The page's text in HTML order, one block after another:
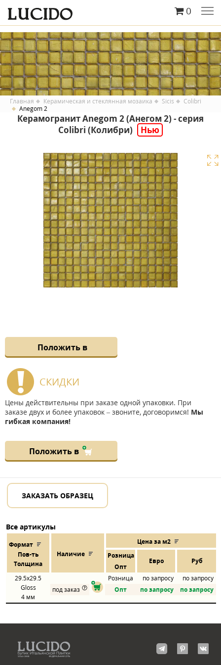
0
Главная Керамическая и стеклянная мозаика Sicis
Colibri
Anegom 2
Керамогранит Anegom 2 (Анегом 2) - серия
Colibri (Колибри)
Нью
Положить в
СКИДКИ
Цены действительны при заказе одной упаковки. При
заказе двух и более упаковок – звоните, договоримся! Мы
гибкая компания!
Положить в
ЗАКАЗАТЬ ОБРАЗЕЦ
Все артикулы
Формат
Пов-ть
Толщина
Наличие
Цена за м2
Розница
Евро Руб
Опт
29.5x29.5
Gloss
4 мм
Розница по запросу
по запросу
под заказ
Опт по запросу по запросу